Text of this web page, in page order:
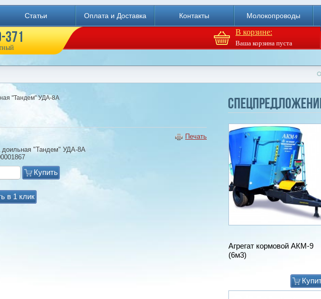
Статьи Оплата и Доставка Контакты Молокопроводы
В корзине:
Ваша корзина пуста
371
Агрегат кормовой АКМ-9
(6м3)
"Тандем" УДА-8А
Печать
доильная "Тандем" УДА-8А
Купить
в 1 клик